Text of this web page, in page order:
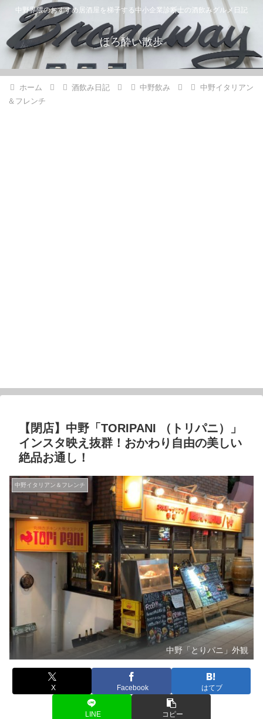
中野界隈のおすすめ居酒屋を梯子する中小企業診断士の酒飲みグルメ日記
ほろ酔い散歩
ホーム 酒飲み日記 中野飲み
中野イタリアン
＆フレンチ
【閉店】中野「TORIPANI （トリパニ）」
インスタ映え抜群！おかわり自由の美しい
絶品お通し！
中野イタリアン＆フレンチ
中野「とりパニ」外観
X Facebook はてブ
LINE コピー